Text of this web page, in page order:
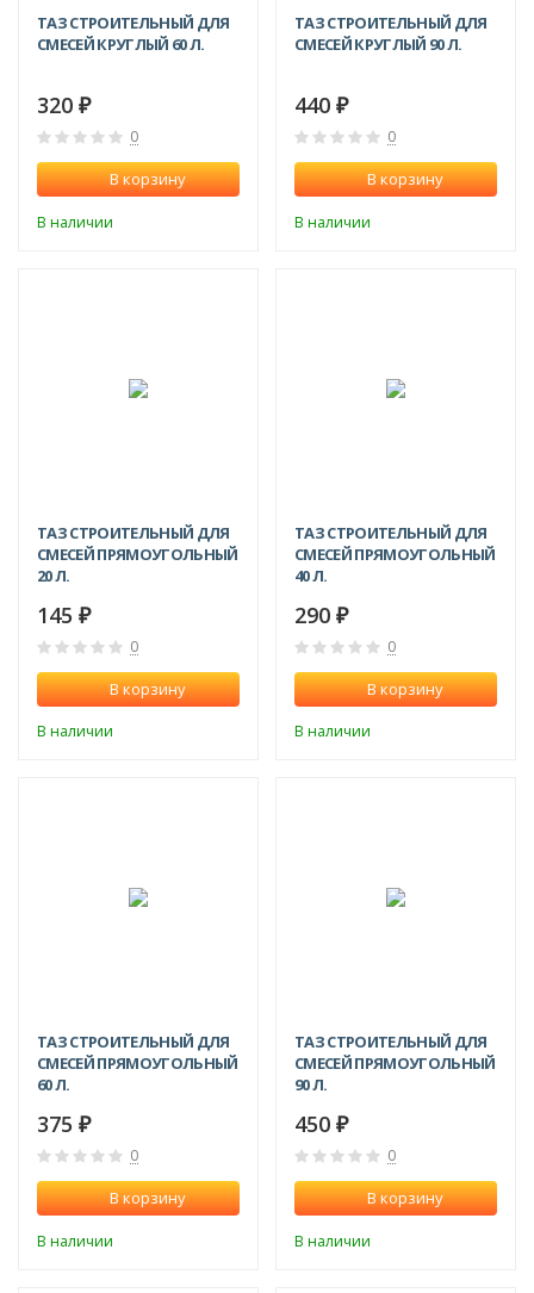
ТАЗ СТРОИТЕЛЬНЫЙ ДЛЯ
СМЕСЕЙ КРУГЛЫЙ 60 Л.
320 ₽
0
В корзину
В наличии
ТАЗ СТРОИТЕЛЬНЫЙ ДЛЯ
СМЕСЕЙ КРУГЛЫЙ 90 Л.
440 ₽
0
В корзину
В наличии
ТАЗ СТРОИТЕЛЬНЫЙ ДЛЯ
СМЕСЕЙ ПРЯМОУГОЛЬНЫЙ
20 Л.
145 ₽
0
В корзину
В наличии
ТАЗ СТРОИТЕЛЬНЫЙ ДЛЯ
СМЕСЕЙ ПРЯМОУГОЛЬНЫЙ
40 Л.
290 ₽
0
В корзину
В наличии
ТАЗ СТРОИТЕЛЬНЫЙ ДЛЯ
СМЕСЕЙ ПРЯМОУГОЛЬНЫЙ
60 Л.
375 ₽
0
В корзину
В наличии
ТАЗ СТРОИТЕЛЬНЫЙ ДЛЯ
СМЕСЕЙ ПРЯМОУГОЛЬНЫЙ
90 Л.
450 ₽
0
В корзину
В наличии